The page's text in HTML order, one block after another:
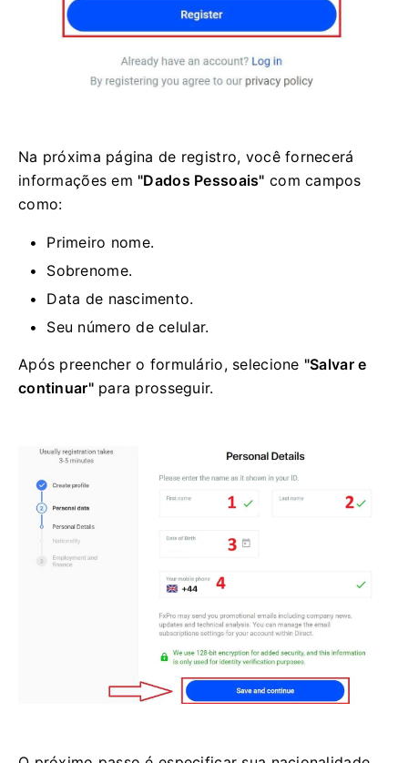
Na próxima página de registro, você fornecerá
informações em "Dados Pessoais" com campos
como:
Primeiro nome.
Sobrenome.
Data de nascimento.
Seu número de celular.
Após preencher o formulário, selecione "Salvar e
continuar"para prosseguir.